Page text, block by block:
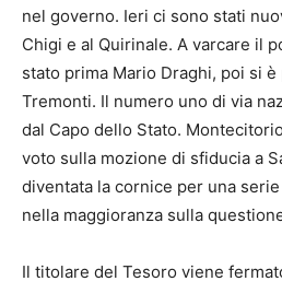
nel governo. Ieri ci sono stati
Chigi e al Quirinale. A varcare il
stato prima Mario Draghi, poi si
Tremonti. Il numero uno di via
dal Capo dello Stato.
voto sulla mozione di sfiducia a
diventata la cornice per una
nella maggioranza sulla
Il titolare del Tesoro viene